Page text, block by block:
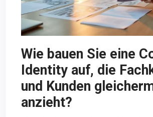
Wie bauen Sie eine
Identity auf, die
und Kunden
anzieht?